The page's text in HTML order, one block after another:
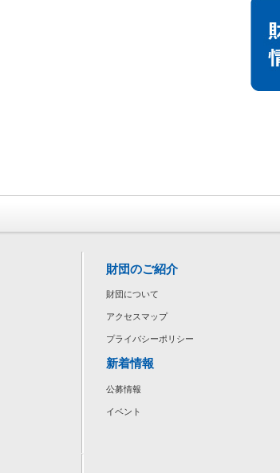
財団のご紹介
財団について
アクセスマップ
プライバシーポリシー
新着情報
公募情報
イベント